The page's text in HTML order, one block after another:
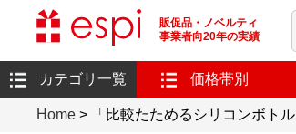
販促品・ノベルティ
事業者向20年の実績
カテゴリ一覧 価格帯別
Home > 「比較たためるシリコンボト